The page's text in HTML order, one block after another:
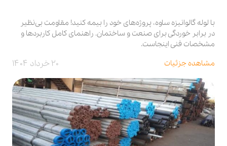
با لوله گالوانیزه ساوه، پروژه‌های خود را بیمه کنید! مقاومت بی‌نظیر
در برابر خوردگی برای صنعت و ساختمان. راهنمای کامل کاربردها و
مشخصات فنی اینجاست.
مشاهده جزئیات
۲۰ خرداد ۱۴۰۴